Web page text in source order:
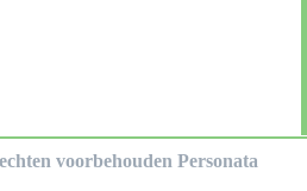
voorbehouden Personata